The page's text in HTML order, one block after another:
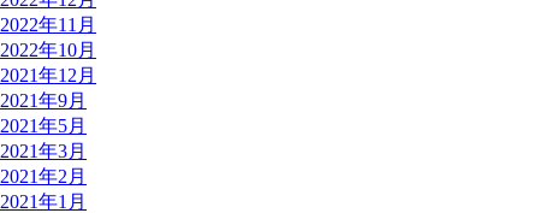
2022年11月
2022年10月
2021年12月
2021年9月
2021年5月
2021年3月
2021年2月
2021年1月